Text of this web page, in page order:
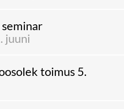
juuni
toimus 5.